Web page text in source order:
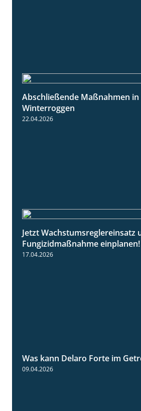
Abschließende Maßnahmen in
Winterroggen
22.04.2026
Jetzt Wachstumsreglereinsatz
Fungizidmaßnahme einplanen!
17.04.2026
Was kann Delaro Forte im
09.04.2026